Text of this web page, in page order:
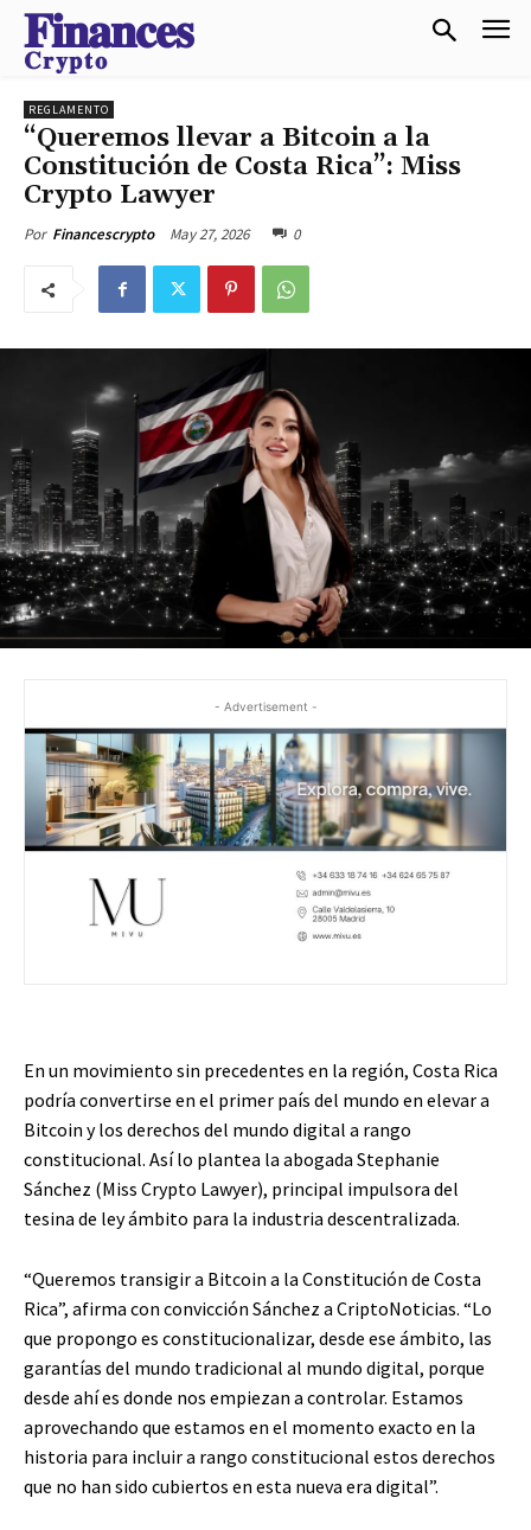
𝐅𝐢𝐧𝐚𝐧𝐜𝐞𝐬
𝐂𝐫𝐲𝐩𝐭𝐨
REGLAMENTO
“Queremos llevar a Bitcoin a la
Constitución de Costa Rica”: Miss
Crypto Lawyer
Por Financescrypto May 27, 2026 0
- Advertisement -
En un movimiento sin precedentes en la región, Costa Rica
podría convertirse en el primer país del mundo en elevar a
Bitcoin y los derechos del mundo digital a rango
constitucional. Así lo plantea la abogada Stephanie
Sánchez (Miss Crypto Lawyer), principal impulsora del
tesina de ley ámbito para la industria descentralizada.
“Queremos transigir a Bitcoin a la Constitución de Costa
Rica”, afirma con convicción Sánchez a CriptoNoticias. “Lo
que propongo es constitucionalizar, desde ese ámbito, las
garantías del mundo tradicional al mundo digital, porque
desde ahí es donde nos empiezan a controlar. Estamos
aprovechando que estamos en el momento exacto en la
historia para incluir a rango constitucional estos derechos
que no han sido cubiertos en esta nueva era digital”.